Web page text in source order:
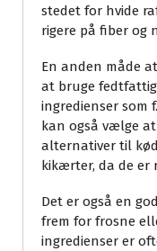
stedet for hvide
rigere på fiber og
En anden måde
at bruge
ingredienser som
kan også vælge
alternativer til
kikærter, da de er
Det er også en
frem for frosne
ingredienser er